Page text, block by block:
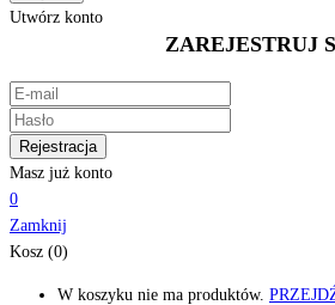
Utwórz konto
ZAREJESTRUJ
Masz już konto
0
Zamknij
Kosz (0)
W koszyku nie ma produktów.